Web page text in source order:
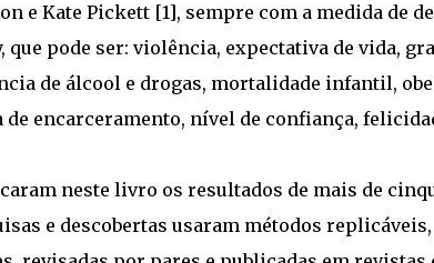
e Kate Pickett [1], sempre com a medida de
pode ser: violência, expectativa de vida,
de álcool e drogas, mortalidade infantil,
encarceramento, nível de confiança,
neste livro os resultados de mais de
e descobertas usaram métodos